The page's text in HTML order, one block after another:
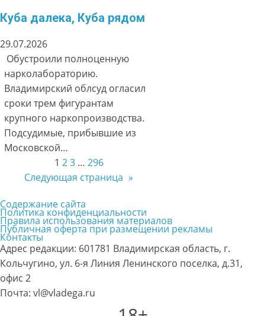
Куба далека, Куба рядом
29.07.2026
Обустроили полноценную
нарколабораторию.
Владимирский облсуд огласил
сроки трем фигурантам
крупного наркопроизводства.
Подсудимые, прибывшие из
Московской…
1 23 … 296
Следующая страница »
Содержание сайта
Политика конфиденциальности
Правила использования материалов
Публичная оферта при размещении рекламы
Контакты
Адрес редакции: 601781 Владимирская область, г.
Кольчугино, ул. 6-я Линия Ленинского поселка, д.31,
офис 2
Почта: vl@vladega.ru